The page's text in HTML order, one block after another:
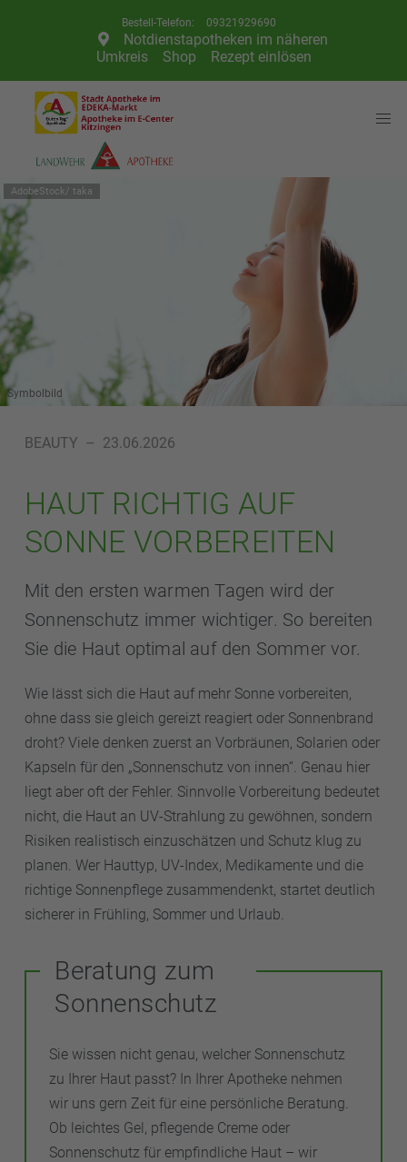
Telefon: 09321929690
Notdienstapotheken im näheren
Umkreis
Shop Rezept einlösen
AdobeStock/ taka
Symbolbild
BEAUTY – 23.06.2026
HAUT RICHTIG AUF
SONNE VORBEREITEN
Mit den ersten warmen Tagen wird der
Sonnenschutz immer wichtiger. So bereiten
Sie die Haut optimal auf den Sommer vor.
Wie lässt sich die Haut auf mehr Sonne vorbereiten,
ohne dass sie gleich gereizt reagiert oder Sonnenbrand
droht? Viele denken zuerst an Vorbräunen, Solarien oder
Kapseln für den „Sonnenschutz von innen“. Genau hier
liegt aber oft der Fehler. Sinnvolle Vorbereitung bedeutet
nicht, die Haut an UV-Strahlung zu gewöhnen, sondern
Risiken realistisch einzuschätzen und Schutz klug zu
planen. Wer Hauttyp, UV-Index, Medikamente und die
richtige Sonnenpflege zusammendenkt, startet deutlich
sicherer in Frühling, Sommer und Urlaub.
Beratung zum
Sonnenschutz
Sie wissen nicht genau, welcher Sonnenschutz
zu Ihrer Haut passt? In Ihrer Apotheke nehmen
wir uns gern Zeit für eine persönliche Beratung.
Ob leichtes Gel, pflegende Creme oder
Sonnenschutz für empfindliche Haut – wir